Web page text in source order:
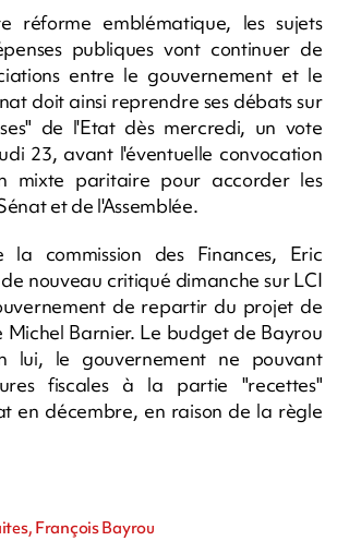
réforme emblématique, les sujets
publiques vont continuer de
entre le gouvernement et le
doit ainsi reprendre ses débats sur
de l'Etat dès mercredi, un vote
23, avant l'éventuelle convocation
mixte paritaire pour accorder les
et de l'Assemblée.
la commission des Finances, Eric
nouveau critiqué dimanche sur LCI
de repartir du projet de
Michel Barnier. Le budget de Bayrou
lui, le gouvernement ne pouvant
fiscales à la partie "recettes"
en décembre, en raison de la règle
François Bayrou